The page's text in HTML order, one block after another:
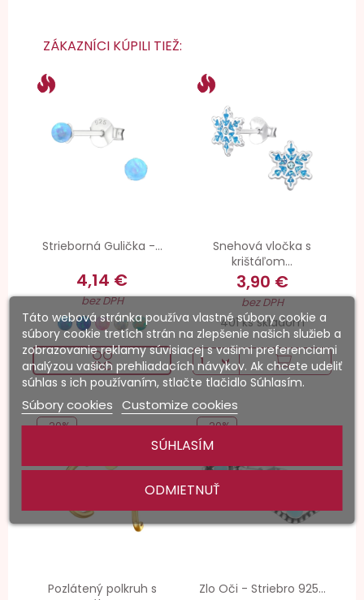
ZÁKAZNÍCI KÚPILI TIEŽ:
Strieborná Gulička -...
4,14 €
bez DPH
Snehová vločka s
krištáľom...
3,90 €
bez DPH
401 ks skladom
Pozlátený polkruh s
-20%
Zlo Oči - Striebro 925...
-20%
Táto webová stránka používa vlastné súbory cookie a
súbory cookie tretích strán na zlepšenie našich služieb a
zobrazovanie reklamy súvisiacej s vašimi preferenciami
analýzou vašich prehliadacích návykov. Ak chcete udeliť
súhlas s ich používaním, stlačte tlačidlo Súhlasím.
Súbory cookies Customize cookies
ODMIETNUŤ
SÚHLASÍM